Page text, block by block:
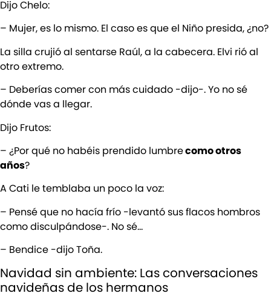
Dijo Chelo:
– Mujer, es lo mismo. El caso es que el Niño presida, ¿no?
La silla crujió al sentarse Raúl, a la cabecera. Elvi rió al
otro extremo.
– Deberías comer con más cuidado -dijo-. Yo no sé
dónde vas a llegar.
Dijo Frutos:
– ¿Por qué no habéis prendido lumbrecomo otros
años?
A Cati le temblaba un poco la voz:
– Pensé que no hacía frío -levantó sus flacos hombros
como disculpándose-. No sé…
– Bendice -dijo Toña.
Navidad sin ambiente: Las conversaciones
navideñas de los hermanos